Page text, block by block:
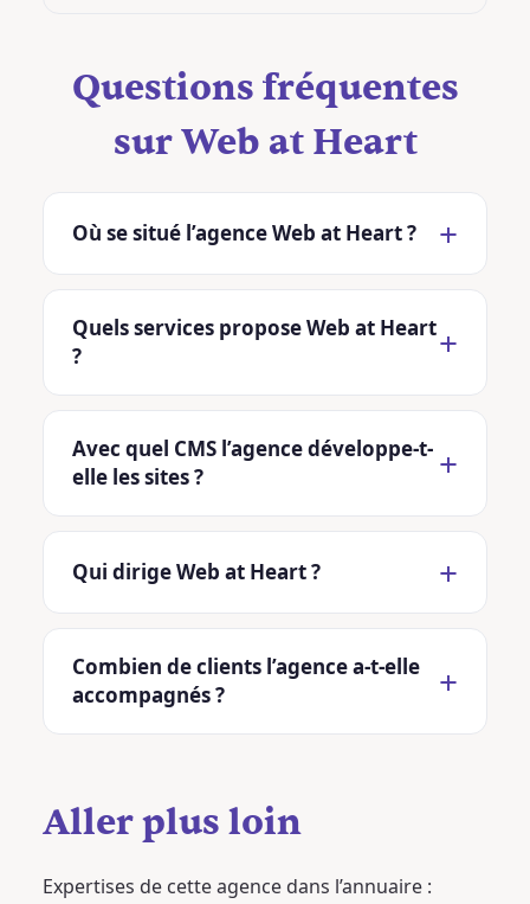
Questions fréquentes
sur Web at Heart
Où se situé l’agence Web at Heart ?
Quels services propose Web at Heart
?
Avec quel CMS l’agence développe-t-
elle les sites ?
Qui dirige Web at Heart ?
Combien de clients l’agence a-t-elle
accompagnés ?
Aller plus loin
Expertises de cette agence dans l’annuaire :